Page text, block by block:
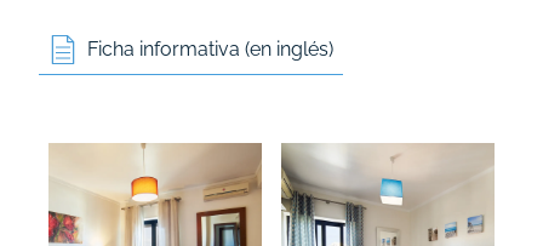
Ficha informativa (en inglés)